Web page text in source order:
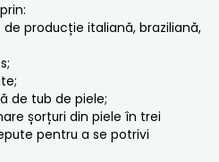
producție italiană, braziliană,
de tub de piele;
șorțuri din piele în trei
pentru a se potrivi